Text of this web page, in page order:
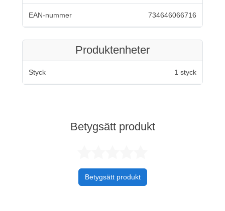
EAN-nummer 734646066716
Produktenheter
Styck 1 styck
Betygsätt produkt
Betygsätt produkt